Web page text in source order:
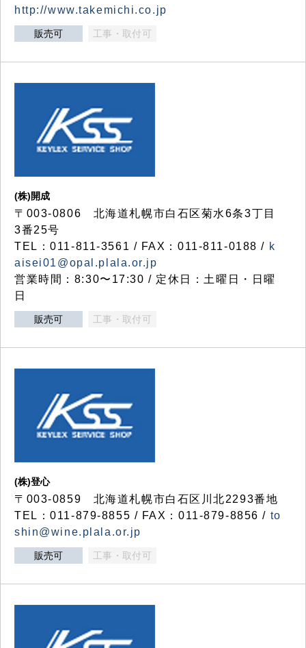
http://www.takemichi.co.jp
販売可 工事・取付可
(株)開成
〒003-0806 北海道札幌市白石区菊水6条3丁目
3番25号
TEL：011-811-3561 / FAX：011-811-0188 / k
aisei01@opal.plala.or.jp
営業時間：8:30〜17:30 / 定休日：土曜日・日曜
日
販売可 工事・取付可
(株)登心
〒003-0859 北海道札幌市白石区川北2293番地
TEL：011-879-8855 / FAX：011-879-8856 / to
shin@wine.plala.or.jp
販売可 工事・取付可